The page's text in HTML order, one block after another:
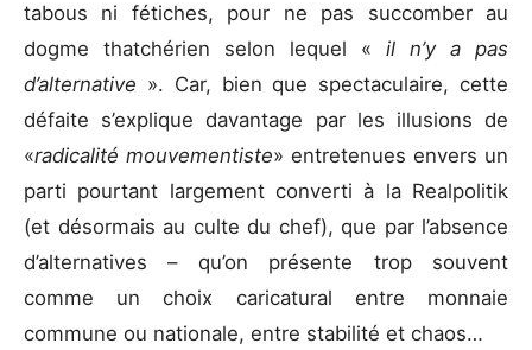
tabous ni fétiches, pour ne pas succomber au
dogme thatchérien selon lequel « il n’y a pas
d’alternative ». Car, bien que spectaculaire, cette
défaite s’explique davantage par les illusions de
«radicalité mouvementiste» entretenues envers un
parti pourtant largement converti à la Realpolitik
(et désormais au culte du chef), que par l’absence
d’alternatives – qu’on présente trop souvent
comme un choix caricatural entre monnaie
commune ou nationale, entre stabilité et chaos…